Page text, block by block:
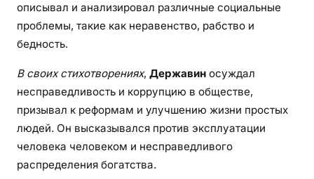
описывал и анализировал различные социальные
проблемы, такие как неравенство, рабство и
бедность.
В своих стихотворениях, Державин осуждал
несправедливость и коррупцию в обществе,
призывал к реформам и улучшению жизни простых
людей. Он высказывался против эксплуатации
человека человеком и несправедливого
распределения богатства.